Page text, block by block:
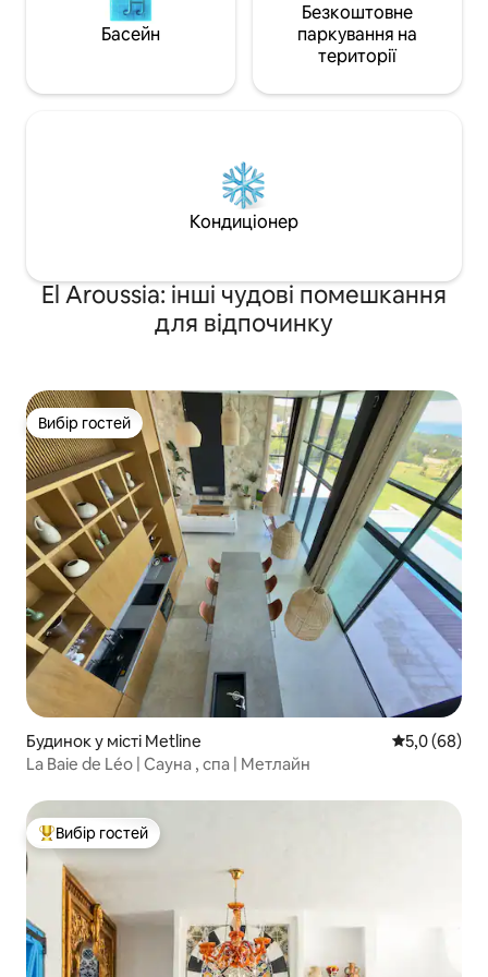
Басейн
Безкоштовне
паркування на
території
Кондиціонер
El Aroussia: інші чудові помешкання
для відпочинку
Вибір гостей
Вибір гостей
Будинок у місті Metline Середня
5,0 (68)
La Baie de Léo | Сауна , спа | Метлайн
Топ вибір гостей
Вибір гостей